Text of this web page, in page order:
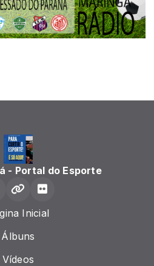
- Portal do Esporte
Inicial
Álbuns
Vídeos